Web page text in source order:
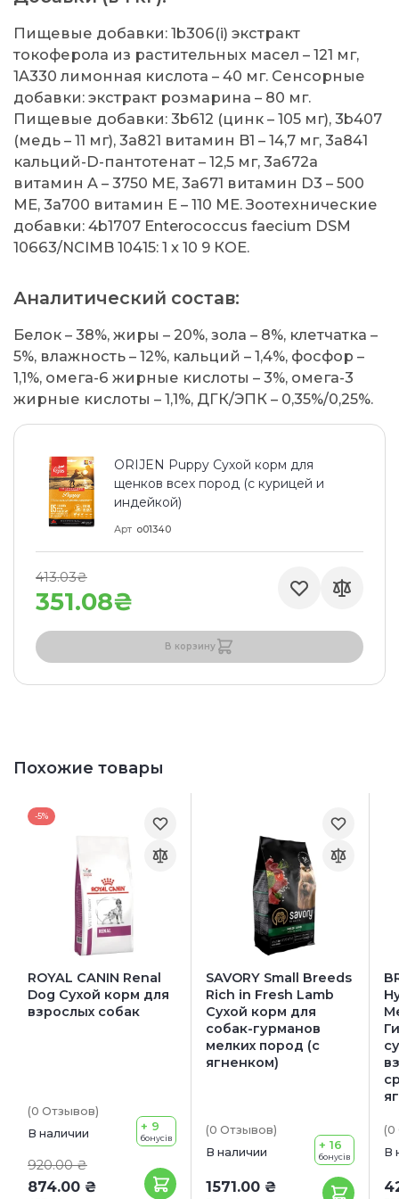
Пищевые добавки: 1b306(i) экстракт
токоферола из растительных масел – 121 мг,
1A330 лимонная кислота – 40 мг. Сенсорные
добавки: экстракт розмарина – 80 мг.
Пищевые добавки: 3b612 (цинк – 105 мг), 3b407
(медь – 11 мг), 3a821 витамин B1 – 14,7 мг, 3a841
кальций-D-пантотенат – 12,5 мг, 3a672a
витамин A – 3750 МЕ, 3a671 витамин D3 – 500
МЕ, 3a700 витамин E – 110 МЕ. Зоотехнические
добавки: 4b1707 Enterococcus faecium DSM
10663/NCIMB 10415: 1 x 10 9 КОЕ.
Аналитический состав:
Белок – 38%, жиры – 20%, зола – 8%, клетчатка –
5%, влажность – 12%, кальций – 1,4%, фосфор –
1,1%, омега-6 жирные кислоты – 3%, омега-3
жирные кислоты – 1,1%, ДГК/ЭПК – 0,35%/0,25%.
ORIJEN Puppy Сухой корм для
щенков всех пород (с курицей и
индейкой)
Арт o01340
351.08₴
413.03₴
В корзину
Похожие товары
-5%
ROYAL CANIN Renal
Dog Сухой корм для
взрослых собак
(0 Отзывов)
В наличии
920.00 ₴
874.00 ₴
+ 9
бонусів
SAVORY Small Breeds
Rich in Fresh Lamb
Сухой корм для
собак-гурманов
мелких пород (с
ягненком)
(0 Отзывов)
В наличии
1571.00 ₴
+ 16
бонусів
(0
В